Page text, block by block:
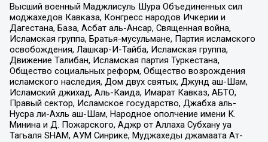
Высший военный Маджлисуль Шура Объединенных сил
моджахедов Кавказа, Конгресс народов Ичкерии и
Дагестана, База, Асбат аль-Ансар, Священная война,
Исламская группа, Братья-мусульмане, Партия исламского
освобождения, Лашкар-И-Тайба, Исламская группа,
Движение Талибан, Исламская партия Туркестана,
Общество социальных реформ, Общество возрождения
исламского наследия, Дом двух святых, Джунд аш-Шам,
Исламский джихад, Аль-Каида, Имарат Кавказ, АБТО,
Правый сектор, Исламское государство, Джабха аль-
Нусра ли-Ахль аш-Шам, Народное ополчение имени К.
Минина и Д. Пожарского, Аджр от Аллаха Субхану уа
Тагьаля SHAM, АУМ Синрике, Муджахеды джамаата Ат-